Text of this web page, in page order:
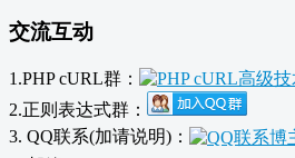
交流互动
1.PHP cURL群：
2.正则表达式群：
3. QQ联系(加请说明)：